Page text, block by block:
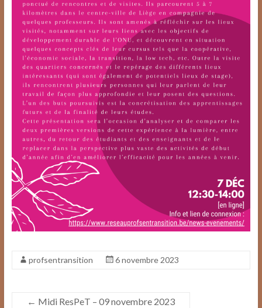
profsentransition 6 novembre 2023
← Midi ResPeT – 09 novembre 2023